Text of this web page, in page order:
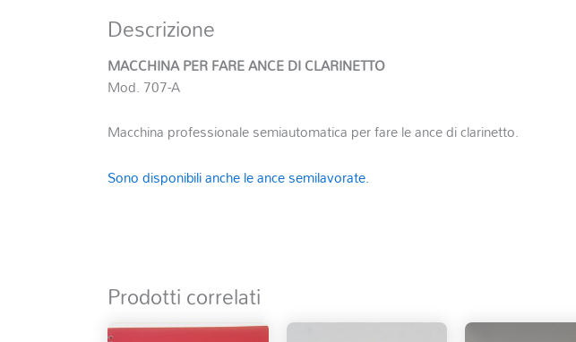
Descrizione
MACCHINA PER FARE ANCE DI CLARINETTO
Mod. 707-A
Macchina professionale semiautomatica per fare le ance di clarinetto.
Sono disponibili anche le ance semilavorate.
Prodotti correlati